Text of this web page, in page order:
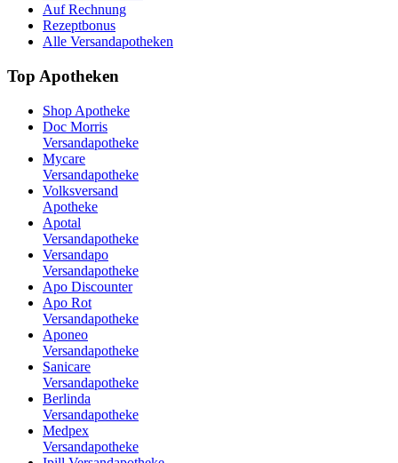
Auf Rechnung
Rezeptbonus
Alle Versandapotheken
Top Apotheken
Shop Apotheke
Doc Morris
Versandapotheke
Mycare
Versandapotheke
Volksversand
Apotheke
Apotal
Versandapotheke
Versandapo
Versandapotheke
Apo Discounter
Apo Rot
Versandapotheke
Aponeo
Versandapotheke
Sanicare
Versandapotheke
Berlinda
Versandapotheke
Medpex
Versandapotheke